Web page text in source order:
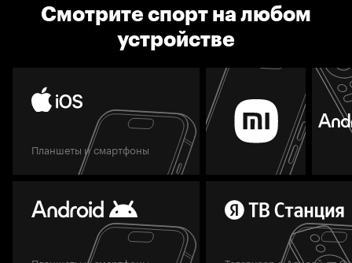
Смотрите спорт на любом
устройстве
Планшеты и смартфоны